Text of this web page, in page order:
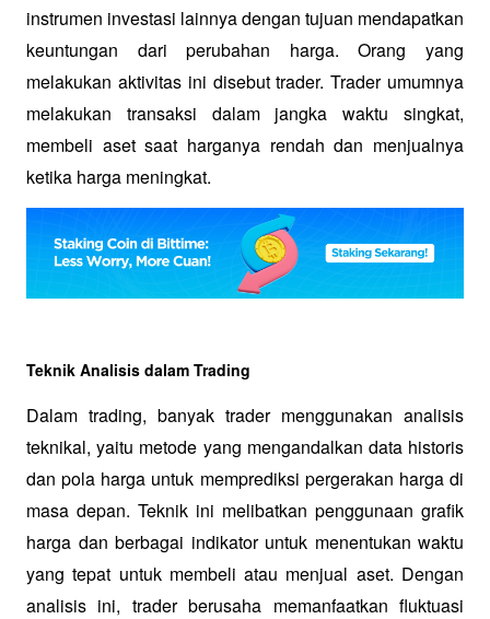
instrumen investasi lainnya dengan tujuan mendapatkan
keuntungan dari perubahan harga. Orang yang
melakukan aktivitas ini disebut trader. Trader umumnya
melakukan transaksi dalam jangka waktu singkat,
membeli aset saat harganya rendah dan menjualnya
ketika harga meningkat.
Teknik Analisis dalam Trading
Dalam trading, banyak trader menggunakan analisis
teknikal, yaitu metode yang mengandalkan data historis
dan pola harga untuk memprediksi pergerakan harga di
masa depan. Teknik ini melibatkan penggunaan grafik
harga dan berbagai indikator untuk menentukan waktu
yang tepat untuk membeli atau menjual aset. Dengan
analisis ini, trader berusaha memanfaatkan fluktuasi